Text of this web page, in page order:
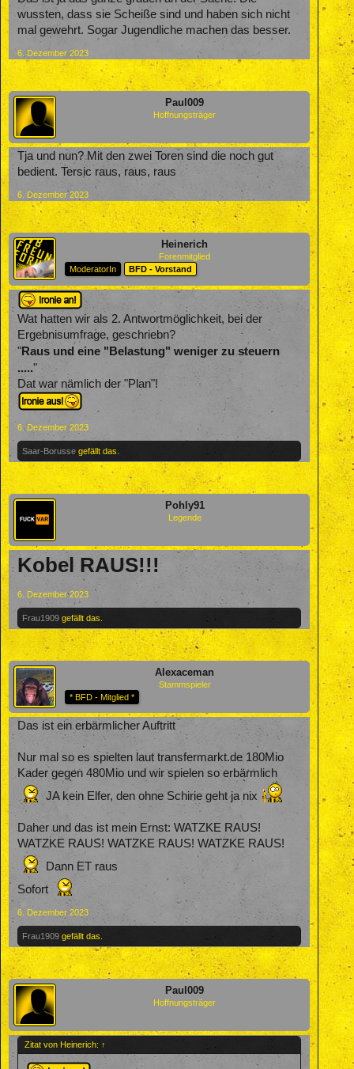
wussten, dass sie Scheiße sind und haben sich nicht
mal gewehrt. Sogar Jugendliche machen das besser.
6. Dezember 2023
Paul009
Hoffnungsträger
Tja und nun? Mit den zwei Toren sind die noch gut
bedient. Tersic raus, raus, raus
6. Dezember 2023
Heinerich
Forenmitglied
ModeratorIn
BFD - Vorstand
Wat hatten wir als 2. Antwortmöglichkeit, bei der
Ergebnisumfrage, geschriebn?
"Raus und eine "Belastung" weniger zu steuern
....."
Dat war nämlich der "Plan"!
6. Dezember 2023
Saar-Borusse gefällt das.
Pohly91
Legende
Kobel RAUS!!!
6. Dezember 2023
Frau1909 gefällt das.
Alexaceman
Stammspieler
* BFD - Mitglied *
Das ist ein erbärmlicher Auftritt
Nur mal so es spielten laut transfermarkt.de 180Mio
Kader gegen 480Mio und wir spielen so erbärmlich
JA kein Elfer, den ohne Schirie geht ja nix
Daher und das ist mein Ernst: WATZKE RAUS!
WATZKE RAUS! WATZKE RAUS! WATZKE RAUS!
Dann ET raus
Sofort
6. Dezember 2023
Frau1909 gefällt das.
Paul009
Hoffnungsträger
Zitat von Heinerich: ↑